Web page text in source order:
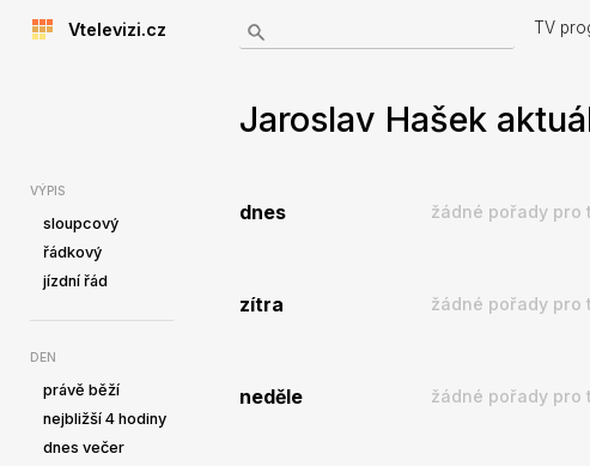
Vtelevizi.cz TV
VÝPIS
sloupcový
řádkový
jízdní řád
DEN
právě běží
nejbližší 4 hodiny
dnes večer
Jaroslav Hašek
dnes žádné pořady pro
zítra žádné pořady pro
neděle žádné pořady pro